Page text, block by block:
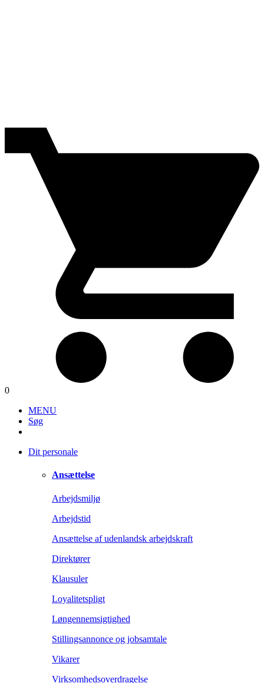
0
MENU
Søg
Dit personale
Ansættelse
Arbejdsmiljø
Arbejdstid
Ansættelse af udenlandsk arbejdskraft
Direktører
Klausuler
Loyalitetspligt
Løngennemsigtighed
Stillingsannonce og jobsamtale
Vikarer
Virksomhedsoverdragelse